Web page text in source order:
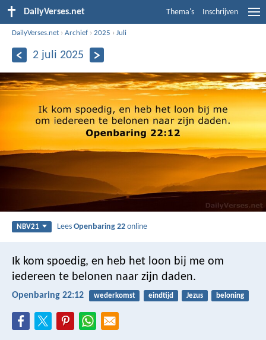
DailyVerses.net Thema's Inschrijven
DailyVerses.net ›Archief ›2025 ›Juli
2 juli 2025
NBV21 LeesOpenbaring 22 online
Ik kom spoedig, en heb het loon bij me om
iedereen te belonen naar zijn daden.
Openbaring 22:12 wederkomst eindtijd Jezus beloning